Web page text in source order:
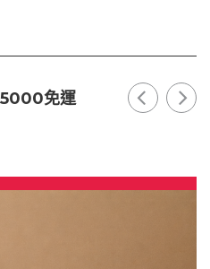
5000免運